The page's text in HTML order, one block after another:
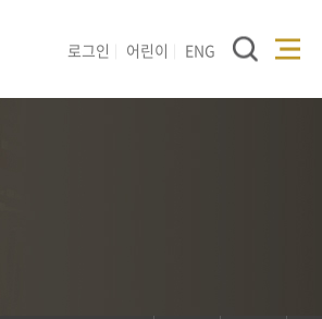
로그인 어린이 ENG